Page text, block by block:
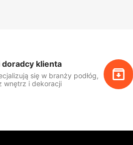
klienta
się w branży podłóg,
wnętrz i dekoracji